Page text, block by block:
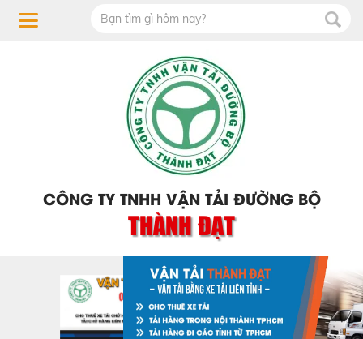
CÔNG TY TNHH VẬN TẢI ĐƯỜNG BỘ
THÀNH ĐẠT